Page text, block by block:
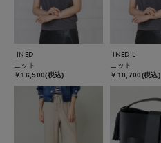
INED
ニット
￥16,500(税込)
INED L
ニット
￥18,700(税込)